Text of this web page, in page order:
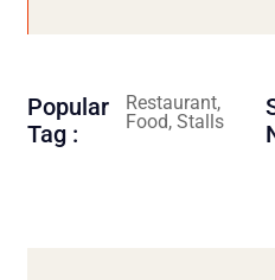
Popular
Tag :
Restaurant,
Food, Stalls